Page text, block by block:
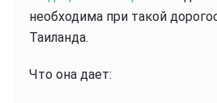
необходима при такой
Таиланда.
Что она дает: